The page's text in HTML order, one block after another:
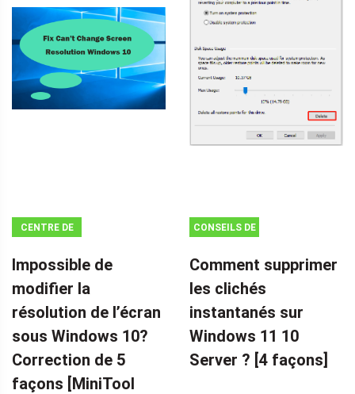
CENTRE DE
MINITOOL
Impossible de
modifier la
résolution de l’écran
sous Windows 10?
Correction de 5
façons [MiniTool
CONSEILS DE
Comment supprimer
les clichés
instantanés sur
Windows 11 10
Server ? [4 façons]